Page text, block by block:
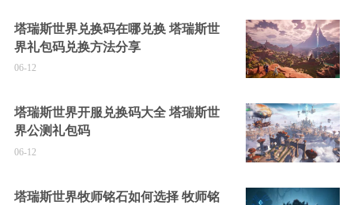
塔瑞斯世界兑换码在哪兑换 塔瑞斯世
界礼包码兑换方法分享
06-12
塔瑞斯世界开服兑换码大全 塔瑞斯世
界公测礼包码
06-12
塔瑞斯世界牧师铭石如何选择 牧师铭